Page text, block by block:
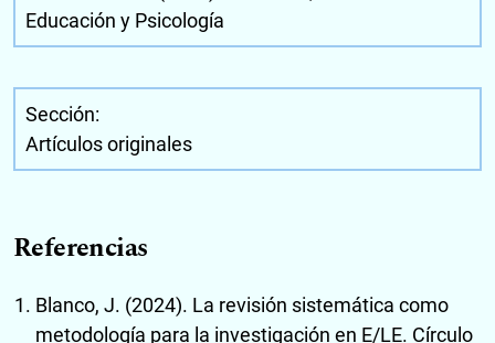
Educación y Psicología
Sección:
Artículos originales
Referencias
Blanco, J. (2024). La revisión sistemática como
metodología para la investigación en E/LE. Círculo